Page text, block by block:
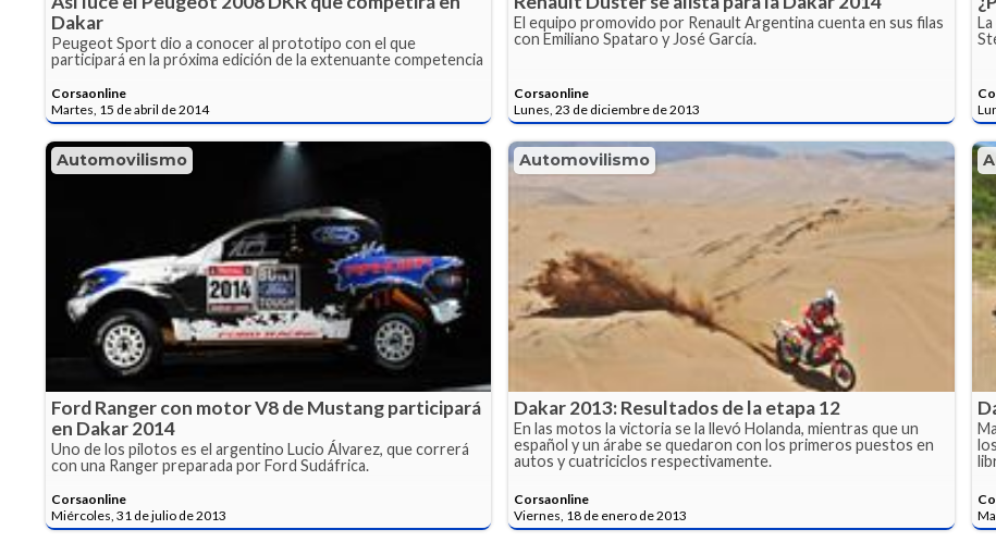
Dakar
Peugeot Sport dio a conocer al prototipo con el que
participará en la próxima edición de la extenuante competencia
Corsaonline
Martes, 15 de abril de 2014
El equipo promovido por Renault Argentina cuenta en sus filas
con Emiliano Spataro y José García.
Corsaonline
Lunes, 23 de diciembre de 2013
Automovilismo
Ford Ranger con motor V8 de Mustang participará
en Dakar 2014
Uno de los pilotos es el argentino Lucio Álvarez, que correrá
con una Ranger preparada por Ford Sudáfrica.
Corsaonline
Miércoles, 31 de julio de 2013
Automovilismo
Dakar 2013: Resultados de la etapa 12
En las motos la victoria se la llevó Holanda, mientras que un
español y un árabe se quedaron con los primeros puestos en
autos y cuatriciclos respectivamente.
Corsaonline
Viernes, 18 de enero de 2013